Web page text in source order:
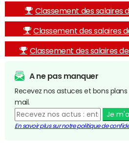
Classement des salaires
Classement des salaires
Classement des salaires
A ne pas manquer
Recevez nos astuces et bons
mail.
Je
En savoir plus sur notre politique de